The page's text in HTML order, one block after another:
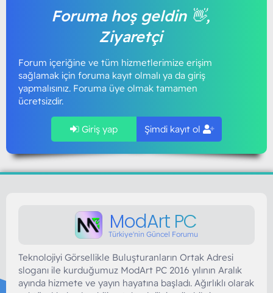
Foruma hoş geldin 👋,
Ziyaretçi
Forum içeriğine ve tüm hizmetlerimize erişim
sağlamak için foruma kayıt olmalı ya da giriş
yapmalısınız. Foruma üye olmak tamamen
ücretsizdir.
Giriş yap Şimdi kayıt ol
ModArt PC
Türkiye'nin Güncel Forumu
Teknolojiyi Görsellikle Buluşturanların Ortak Adresi
sloganı ile kurduğumuz ModArt PC 2016 yılının Aralık
ayında hizmete ve yayın hayatına başladı. Ağırlıklı olarak